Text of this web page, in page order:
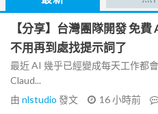
【分享】台灣團隊開發 免
不用再到處找提示詞了
最近 AI 幾乎已經變成每天工作都
Claud...
由 nlstudio 發文 16 小時前